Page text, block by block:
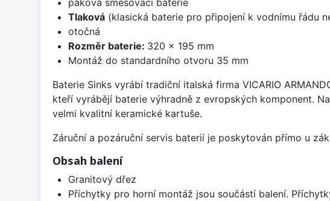
Tlaková(klasická baterie pro připojení k vodnímu řádu
otočná
Rozměr baterie: 320 x 195 mm
Montáž do standardního otvoru 35 mm
Baterie Sinks vyrábí tradiční italská firma VICARIO
kteří vyrábějí baterie výhradně z evropských komponent.
velmi kvalitní keramické kartuše.
Záruční a pozáruční servis baterií je poskytován přímo u
Obsah balení
Granitový dřez
Příchytky pro horní montáž jsou součástí balení.